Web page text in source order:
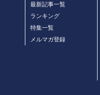
最新記事一覧
ランキング
特集一覧
メルマガ登録